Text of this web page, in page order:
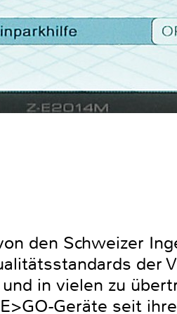
den Schweizer
der
in vielen zu
Geräte seit